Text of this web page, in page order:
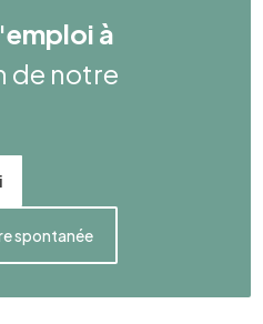
à
de notre
spontanée